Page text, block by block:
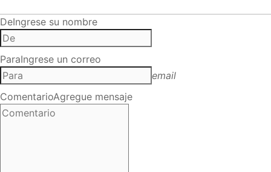
DeIngrese su nombre
ParaIngrese un correo
email
ComentarioAgregue mensaje